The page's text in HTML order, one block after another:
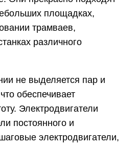
площадках,
трамваев,
различного
не выделяется пар и
обеспечивает
Электродвигатели
постоянного и
электродвигатели,